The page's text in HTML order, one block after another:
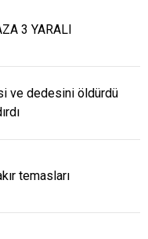
3 YARALI
ve dedesini öldürdü
temasları